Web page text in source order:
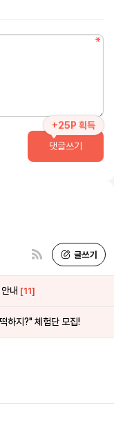
+25P 획득
댓글쓰기
내 [11]
하지?" 체험단 모집!